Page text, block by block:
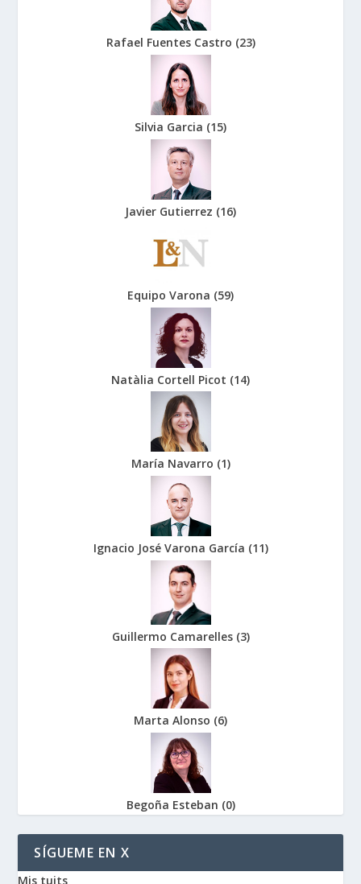
Rafael Fuentes Castro (23)
Silvia Garcia (15)
Javier Gutierrez (16)
Equipo Varona (59)
Natàlia Cortell Picot (14)
María Navarro (1)
Ignacio José Varona García (11)
Guillermo Camarelles (3)
Marta Alonso (6)
Begoña Esteban (0)
SÍGUEME EN X
Mis tuits